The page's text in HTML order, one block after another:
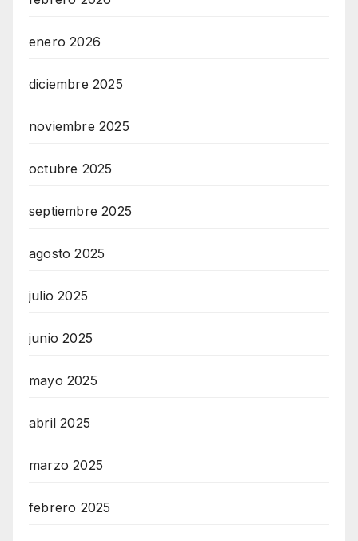
enero 2026
diciembre 2025
noviembre 2025
octubre 2025
septiembre 2025
agosto 2025
julio 2025
junio 2025
mayo 2025
abril 2025
marzo 2025
febrero 2025